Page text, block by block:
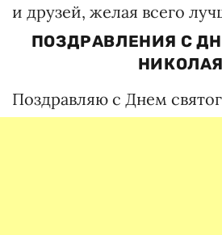
и друзей, желая всего
ПОЗДРАВЛЕНИЯ С
НИКОЛАЯ
Поздравляю с Днем